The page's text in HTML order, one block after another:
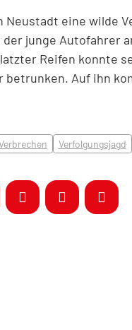
eine wilde
junge Autofahrer
Reifen konnte
betrunken. Auf ihn
Verfolgungsjagd